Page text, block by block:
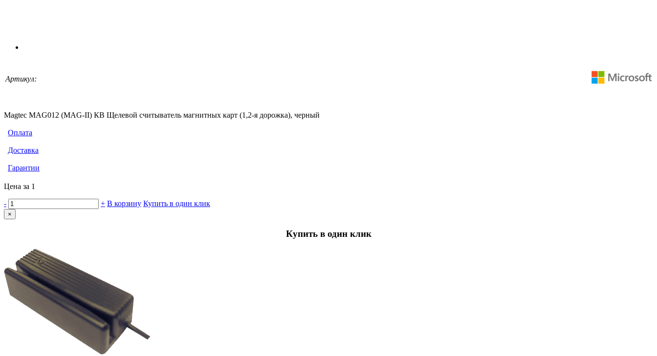
Артикул:
Magtec MAG012 (MAG-II) КВ Щелевой считыватель магнитных карт (1,2-я дорожка), черный
Оплата
Доставка
Гарантии
Цена за 1
- + В корзину Купить в один клик
×
Купить в один клик